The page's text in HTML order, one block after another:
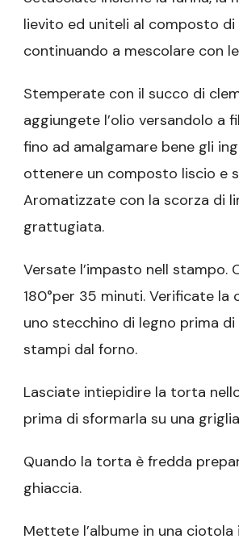
lievito ed uniteli al composto di
continuando a mescolare con
Stemperate con il succo di
aggiungete l’olio versandolo a
fino ad amalgamare bene gli
ottenere un composto liscio e
Aromatizzate con la scorza di
grattugiata.
Versate l’impasto nell stampo.
180°per 35 minuti. Verificate la
uno stecchino di legno prima
stampi dal forno.
Lasciate intiepidire la torta
prima di sformarla su una
Quando la torta è fredda
ghiaccia.
Mettete l’albume in una ciotola